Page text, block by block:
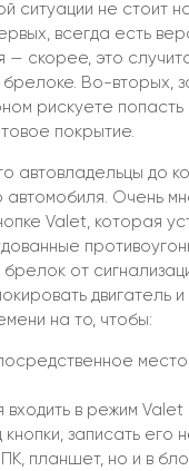
ситуации не стоит
всегда есть
— скорее, это
Во-вторых,
рискуете попасть
покрытие.
автовладельцы до
автомобиля. Очень
Valet, которая
от
двигатель
на то, чтобы:
входить в режим Valet
кнопки, записать его
планшет, но и в